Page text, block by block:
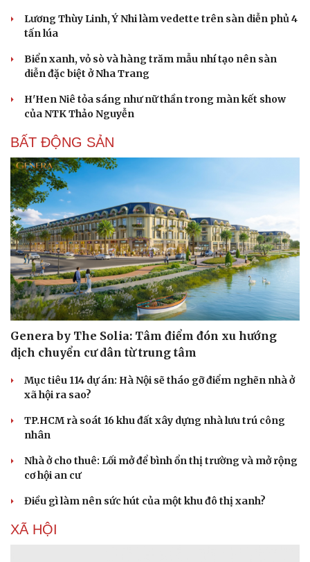
Sức khỏe
Dinh dưỡng - món ngon
Cây thuốc
Sản phụ khoa
Nhi khoa
Làm đẹp - giảm cân
Phòng mạch online
Đời sống
Nhà đẹp
Blog
Tình yêu - Gia đình
Lương Thùy Linh, Ý Nhi làm vedette trên sàn diễn phủ 4
tấn lúa
Biển xanh, vỏ sò và hàng trăm mẫu nhí tạo nên sàn
diễn đặc biệt ở Nha Trang
H'Hen Niê tỏa sáng như nữ thần trong màn kết show
của NTK Thảo Nguyễn
BẤT ĐỘNG SẢN
Genera by The Solia: Tâm điểm đón xu hướng
dịch chuyển cư dân từ trung tâm
Mục tiêu 114 dự án: Hà Nội sẽ tháo gỡ điểm nghẽn nhà ở
xã hội ra sao?
TP.HCM rà soát 16 khu đất xây dựng nhà lưu trú công
nhân
Nhà ở cho thuê: Lối mở để bình ổn thị trường và mở rộng
cơ hội an cư
Điều gì làm nên sức hút của một khu đô thị xanh?
XÃ HỘI